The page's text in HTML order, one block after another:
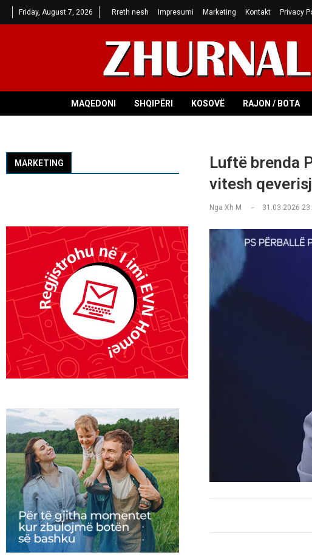
Friday, August 7, 2026 Rreth nesh Impresumi Marketing Kontakt Privacy
MAQEDONI SHQIPËRI KOSOVË RAJON / BOTA
Luftë brenda
vitesh
Nga Xh M 31.03.2026
MARKETING